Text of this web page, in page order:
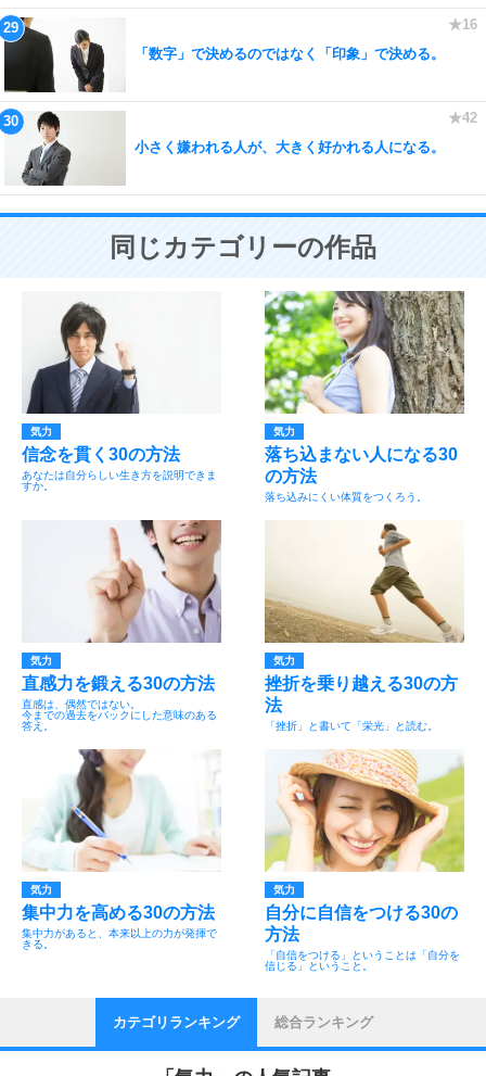
「数字」で決めるのではなく「印象」で決める。
小さく嫌われる人が、大きく好かれる人になる。
同じカテゴリーの作品
気力
信念を貫く30の方法
あなたは自分らしい生き方を説明できま
すか。
気力
落ち込まない人になる30
の方法
落ち込みにくい体質をつくろう。
気力
直感力を鍛える30の方法
直感は、偶然ではない。
今までの過去をバックにした意味のある
答え。
気力
挫折を乗り越える30の方
法
「挫折」と書いて「栄光」と読む。
気力
集中力を高める30の方法
集中力があると、本来以上の力が発揮で
きる。
気力
自分に自信をつける30の
方法
「自信をつける」ということは「自分を
信じる」ということ。
カテゴリランキング 総合ランキング